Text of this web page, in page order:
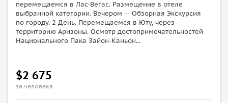
перемещаемся в Лас-Вегас. Размещение в отеле
выбранной категории. Вечером — Обзорная Экскурсия
по городу. 2 День. Перемещаемся в Юту, через
территорию Аризоны. Осмотр достопримечательностей
Национального Пака Зайон-Каньон...
$2 675
за человека